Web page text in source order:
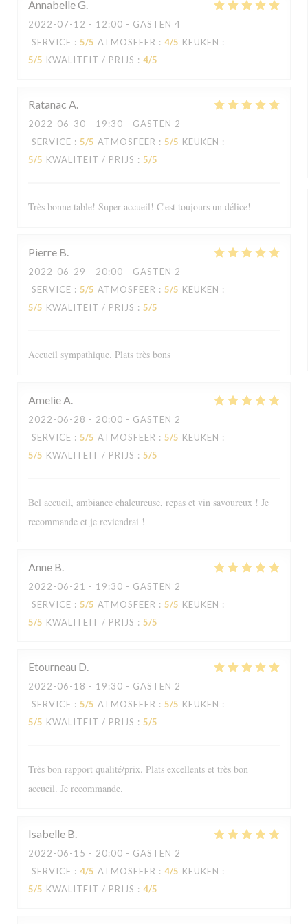
AnnabelleG
2022-07-12 - 12:00 - GASTEN 4
SERVICE : 5/5 ATMOSFEER : 4/5 KEUKEN :
5/5 KWALITEIT / PRIJS : 4/5
Ratanac A
2022-06-30 - 19:30 - GASTEN 2
SERVICE : 5/5 ATMOSFEER : 5/5 KEUKEN :
5/5 KWALITEIT / PRIJS : 5/5
Très bonne table! Super accueil! C'est toujours un délice!
Pierre B
2022-06-29 - 20:00 - GASTEN 2
SERVICE : 5/5 ATMOSFEER : 5/5 KEUKEN :
5/5 KWALITEIT / PRIJS : 5/5
Accueil sympathique. Plats très bons
AmelieA
2022-06-28 - 20:00 - GASTEN 2
SERVICE : 5/5 ATMOSFEER : 5/5 KEUKEN :
5/5 KWALITEIT / PRIJS : 5/5
Bel accueil, ambiance chaleureuse, repas et vin savoureux ! Je
recommande et je reviendrai !
Anne B
2022-06-21 - 19:30 - GASTEN 2
SERVICE : 5/5 ATMOSFEER : 5/5 KEUKEN :
5/5 KWALITEIT / PRIJS : 5/5
Etourneau D
2022-06-18 - 19:30 - GASTEN 2
SERVICE : 5/5 ATMOSFEER : 5/5 KEUKEN :
5/5 KWALITEIT / PRIJS : 5/5
Très bon rapport qualité/prix. Plats excellents et très bon
accueil. Je recommande.
Isabelle B
2022-06-15 - 20:00 - GASTEN 2
SERVICE : 4/5 ATMOSFEER : 4/5 KEUKEN :
5/5 KWALITEIT / PRIJS : 4/5
Le Sale Gosse